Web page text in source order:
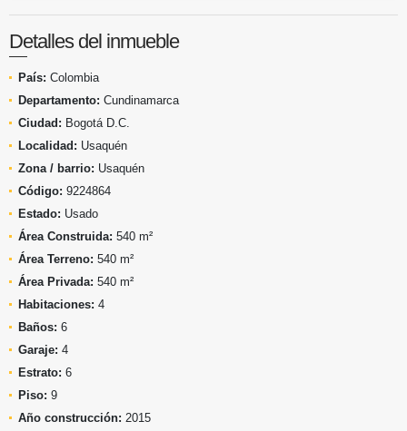
Detalles del inmueble
País: Colombia
Departamento: Cundinamarca
Ciudad: Bogotá D.C.
Localidad: Usaquén
Zona / barrio: Usaquén
Código: 9224864
Estado: Usado
Área Construida: 540 m²
Área Terreno: 540 m²
Área Privada: 540 m²
Habitaciones: 4
Baños: 6
Garaje: 4
Estrato: 6
Piso: 9
Año construcción: 2015